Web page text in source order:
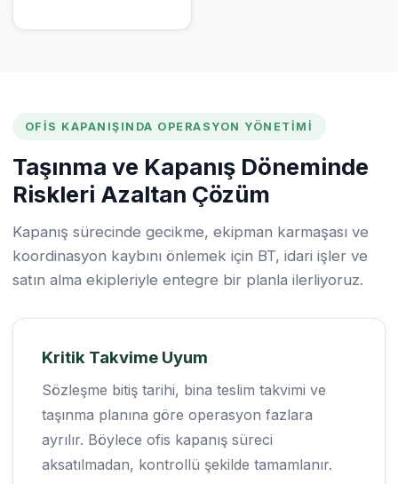
OFIS KAPANIŞINDA OPERASYON YÖNETIMI
Taşınma ve Kapanış Döneminde
Riskleri Azaltan Çözüm
Kapanış sürecinde gecikme, ekipman karmaşası ve
koordinasyon kaybını önlemek için BT, idari işler ve
satın alma ekipleriyle entegre bir planla ilerliyoruz.
Kritik Takvime Uyum
Sözleşme bitiş tarihi, bina teslim takvimi ve
taşınma planına göre operasyon fazlara
ayrılır. Böylece ofis kapanış süreci
aksatılmadan, kontrollü şekilde tamamlanır.